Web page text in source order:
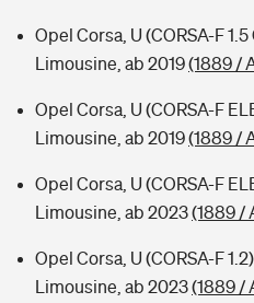
Opel Corsa, U (CORSA-F 1.5
Limousine, ab 2019(1889 /
Opel Corsa, U (CORSA-F
Limousine, ab 2019(1889 /
Opel Corsa, U (CORSA-F
Limousine, ab 2023(1889 /
Opel Corsa, U (CORSA-F
Limousine, ab 2023(1889 /